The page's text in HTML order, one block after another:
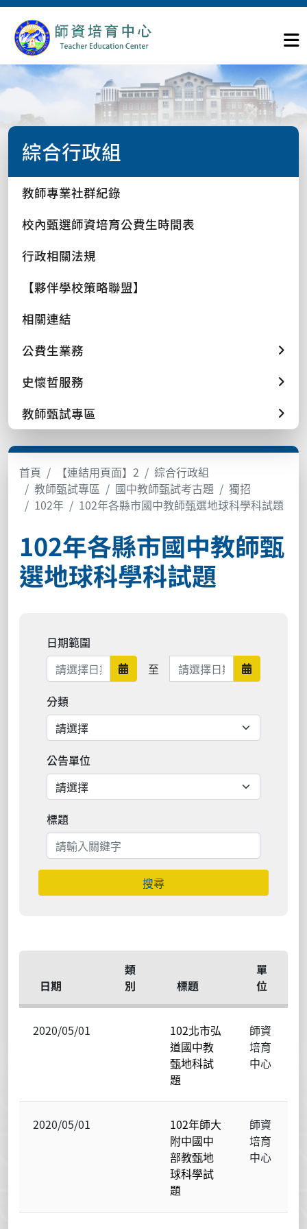
綜合行政組
教師專業社群紀錄
校內甄選師資培育公費生時間表
行政相關法規
【夥伴學校策略聯盟】
相關連結
公費生業務
史懷哲服務
教師甄試專區
首頁 【連結用頁面】2
綜合行政組
教師甄試專區
國中教師甄試考古題
獨招
102年
102年各縣市國中教師甄選地球科學科試題
102年各縣市國中教師甄
選地球科學科試題
日期範圍
日期範圍開始
至 日期範圍結束 日期範圍
分類
公告單位
標題
搜尋
日期
類
別
標題
單
位
2020/05/01
102北市弘
道國中教
甄地科試
題
師資
培育
中心
2020/05/01
102年師大
附中國中
部教甄地
球科學試
題
師資
培育
中心